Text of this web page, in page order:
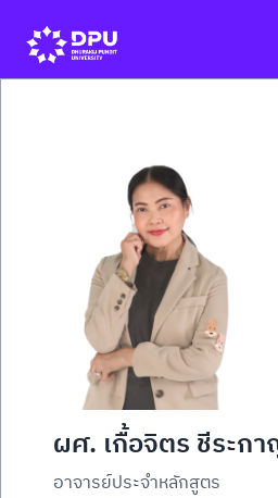
ผศ. เกื้อจิตร ชีระก
อาจารย์ประจำหลักสูตร